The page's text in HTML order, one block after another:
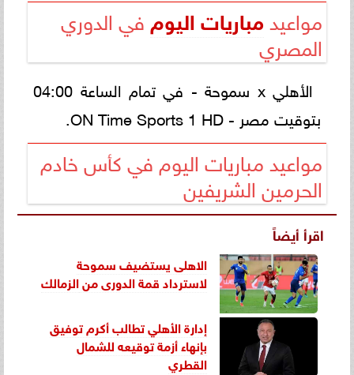
مواعيدمباريات اليوم في الدوري
المصري
الأهلي x سموحة - في تمام الساعة 04:00
بتوقيت مصر - ON Time Sports 1 HD.
مواعيد مباريات اليوم في كأس خادم
الحرمين الشريفين
اقرأ أيضاً
الاهلى يستضيف سموحة
لاسترداد قمة الدورى منالزمالك
إدارة الأهلي تطالب أكرم توفيق
بإنهاء أزمة توقيعه للشمال
القطري